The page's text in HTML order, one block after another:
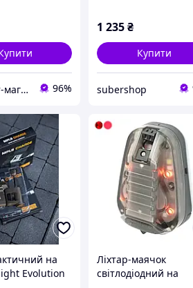
Інтернет-магазин «Sale Zone» 96%
1 235₴
Купити
subershop
на
Evolution
Ліхтар-маячок
світлодіодний на